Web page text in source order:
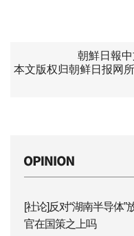
朝鮮日報
本文版权归朝鲜日报网
[社论]反对“湖南半导体”
官在国策之上吗